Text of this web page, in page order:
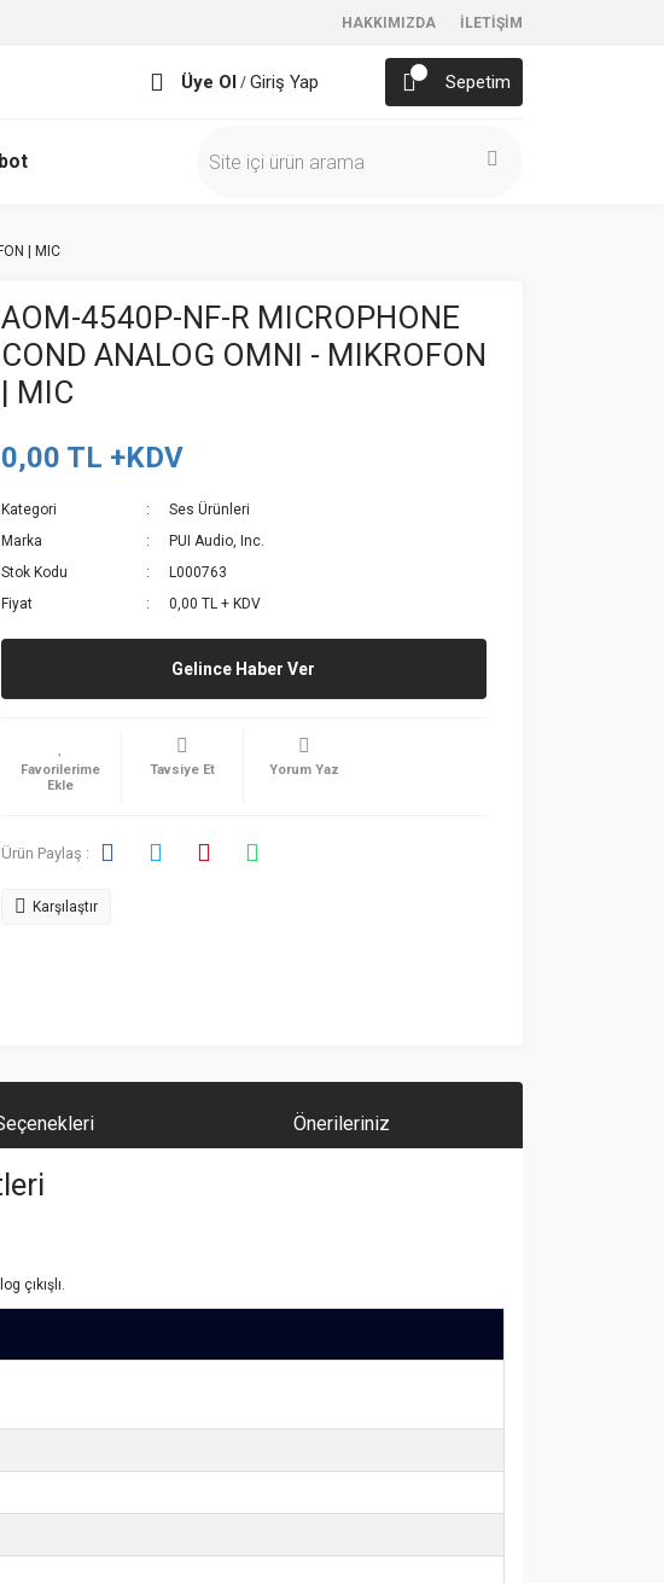
HAKKIMIZDA İLETİŞİM
Üye Ol / Giriş Yap Sepetim
| MIC
AOM-4540P-NF-R MICROPHONE
COND ANALOG OMNI - MIKROFON
| MIC
0,00 TL +KDV
Kategori
Ses Ürünleri
Marka
PUI Audio, Inc.
Stok Kodu
L000763
Fiyat
0,00 TL + KDV
Gelince Haber Ver
Tavsiye Et Yorum Yaz
Ürün Paylaş :
Karşılaştır
Önerileriniz
çıkışlı.